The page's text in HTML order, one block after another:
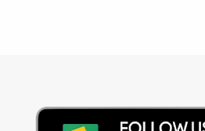
Hindi Stories International